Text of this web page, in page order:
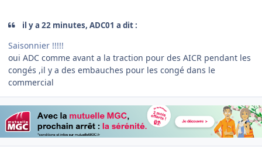
il y a 22 minutes, ADC01 a dit :
Saisonnier !!!!!
oui ADC comme avant a la traction pour des AICR pendant les
congés ,il y a des embauches pour les congé dans le
commercial